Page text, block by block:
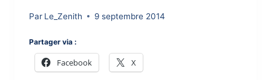
Par Le_Zenith 9 septembre 2014
Partager via :
Facebook X